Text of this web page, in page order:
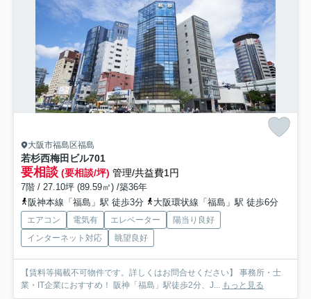
大阪市福島区福島
若杉西梅田ビル701
要相談 (要相談/坪) 管理/共益費1円
7階 / 27.10坪 (89.59㎡) /築36年
阪神本線「福島」駅 徒歩3分
大阪環状線「福島」駅 徒歩6分
エアコン 電気有 エレベーター
陽当り良好
インターネット対応
眺望良好
【賃料等掲載不可物件です。詳しくはお問合せください】 事務所・士
業・IT企業におすすめ！ 阪神「福島」駅徒歩2分、J... もっと見る